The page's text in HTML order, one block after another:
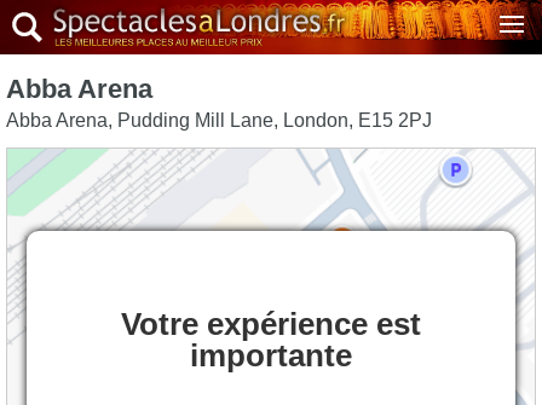
Abba Arena
Abba Arena, Pudding Mill Lane, London, E15 2PJ
Votre expérience est
importante